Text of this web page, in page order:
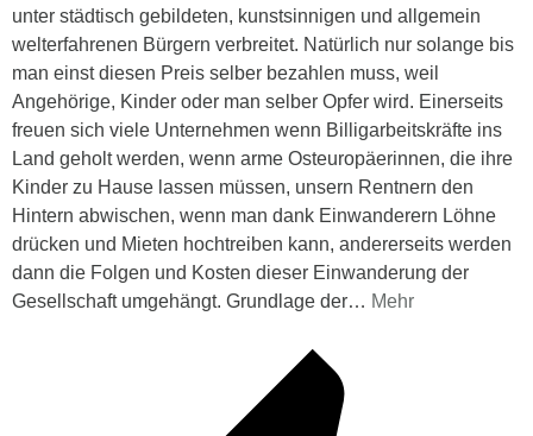
unter städtisch gebildeten, kunstsinnigen und allgemein
welterfahrenen Bürgern verbreitet. Natürlich nur solange bis
man einst diesen Preis selber bezahlen muss, weil
Angehörige, Kinder oder man selber Opfer wird. Einerseits
freuen sich viele Unternehmen wenn Billigarbeitskräfte ins
Land geholt werden, wenn arme Osteuropäerinnen, die ihre
Kinder zu Hause lassen müssen, unsern Rentnern den
Hintern abwischen, wenn man dank Einwanderern Löhne
drücken und Mieten hochtreiben kann, andererseits werden
dann die Folgen und Kosten dieser Einwanderung der
Gesellschaft umgehängt. Grundlage der… Mehr